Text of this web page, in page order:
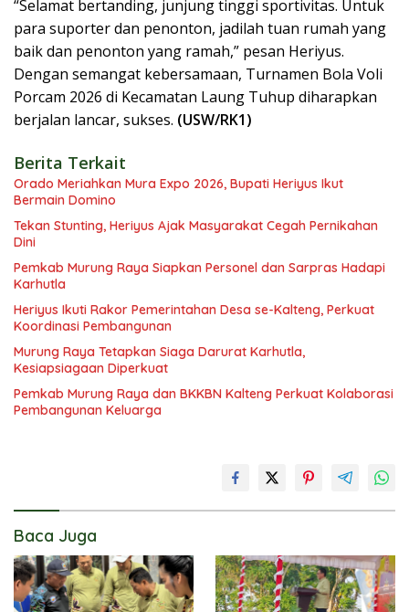
“Selamat bertanding, junjung tinggi sportivitas. Untuk
para suporter dan penonton, jadilah tuan rumah yang
baik dan penonton yang ramah,” pesan Heriyus.
Dengan semangat kebersamaan, Turnamen Bola Voli
Porcam 2026 di Kecamatan Laung Tuhup diharapkan
berjalan lancar, sukses. (USW/RK1)
Berita Terkait
Orado Meriahkan Mura Expo 2026, Bupati Heriyus Ikut
Bermain Domino
Tekan Stunting, Heriyus Ajak Masyarakat Cegah Pernikahan
Dini
Pemkab Murung Raya Siapkan Personel dan Sarpras Hadapi
Karhutla
Heriyus Ikuti Rakor Pemerintahan Desa se-Kalteng, Perkuat
Koordinasi Pembangunan
Murung Raya Tetapkan Siaga Darurat Karhutla,
Kesiapsiagaan Diperkuat
Pemkab Murung Raya dan BKKBN Kalteng Perkuat Kolaborasi
Pembangunan Keluarga
Baca Juga